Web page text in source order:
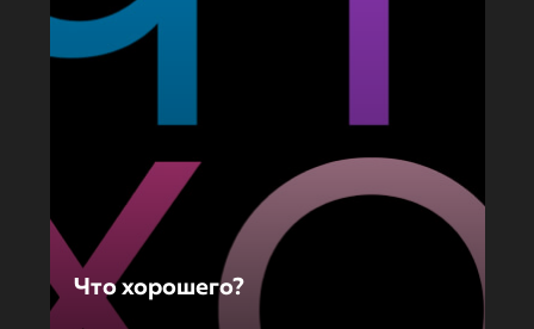
Что хорошего?